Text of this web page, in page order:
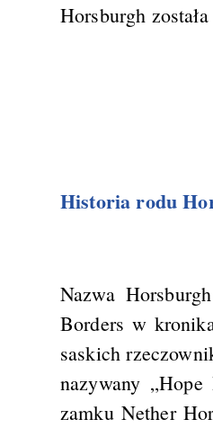
Horsburgh
Historia rodu
Nazwa
Borders w
saskich
nazywany
zamku Nether